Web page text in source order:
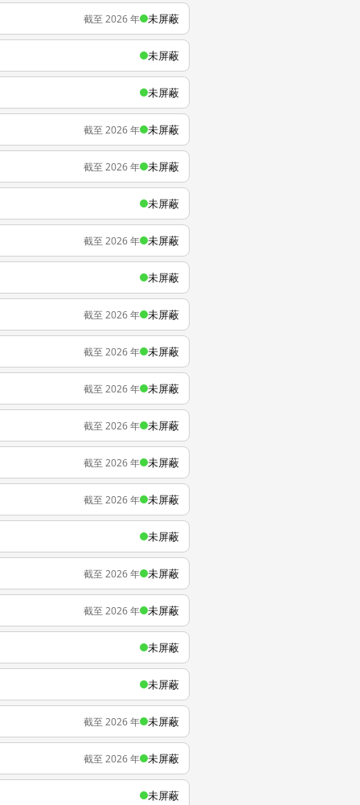
截至 2026 年 未屏蔽
未屏蔽
未屏蔽
截至 2026 年 未屏蔽
截至 2026 年 未屏蔽
未屏蔽
截至 2026 年 未屏蔽
未屏蔽
截至 2026 年 未屏蔽
截至 2026 年 未屏蔽
截至 2026 年 未屏蔽
截至 2026 年 未屏蔽
截至 2026 年 未屏蔽
截至 2026 年 未屏蔽
未屏蔽
截至 2026 年 未屏蔽
截至 2026 年 未屏蔽
未屏蔽
未屏蔽
截至 2026 年 未屏蔽
截至 2026 年 未屏蔽
未屏蔽